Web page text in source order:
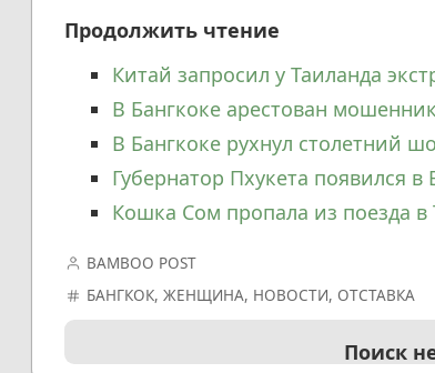
Продолжить чтение
Китай запросил у Таиланда
В Бангкоке арестован
В Бангкоке рухнул столетний
Губернатор Пхукета появился
Кошка Сом пропала из поезда
BAMBOO POST
БАНГКОК,ЖЕНЩИНА, НОВОСТИ, ОТСТАВКА
Поиск